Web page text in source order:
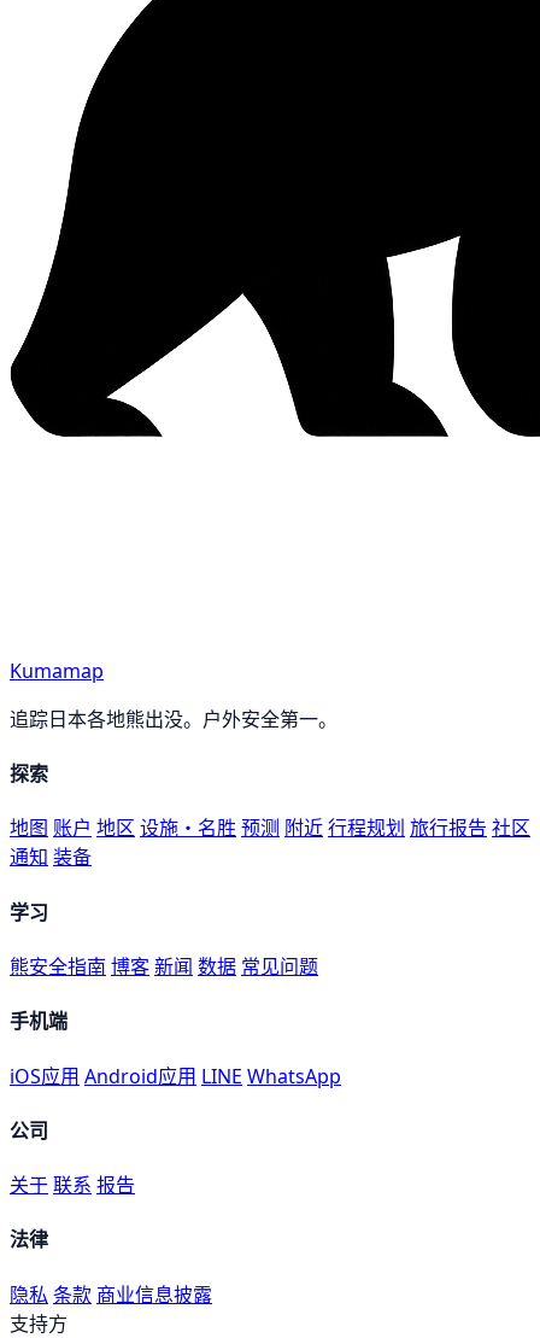
Kumamap
追踪日本各地熊出没。户外安全第一。
探索
地图 账户 地区设施・名胜预测 附近行程规划 旅行报告 社区
通知 装备
学习
熊安全指南 博客新闻 数据 常见问题
手机端
iOS应用 Android应用 LINE WhatsApp
公司
关于联系 报告
法律
隐私 条款 商业信息披露
支持方